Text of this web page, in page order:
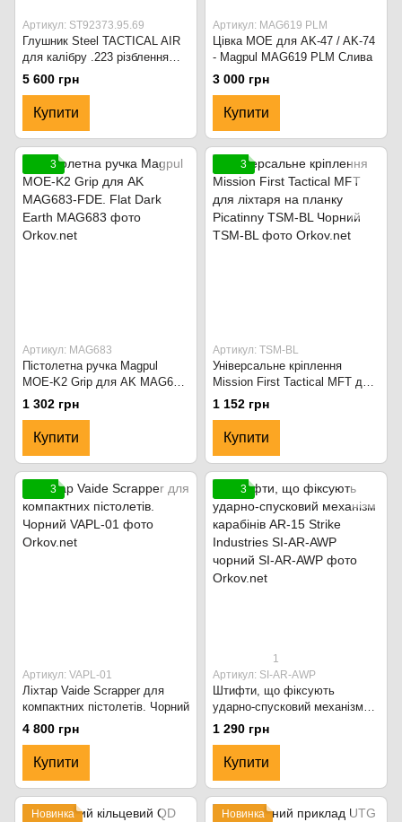
Артикул: ST92373.95.69
Глушник Steel TACTICAL AIR
для калібру .223 різблення
1/2х28 - 220мм. Чорний
5 600 грн
Купити
Артикул: MAG619 PLM
Цівка MOE для AK-47 / AK-74
- Magpul MAG619 PLM Слива
3 000 грн
Купити
3
Артикул: MAG683
Пістолетна ручка Magpul
MOE-K2 Grip для AK MAG683-
FDE. Flat Dark Earth
1 302 грн
Купити
3
Артикул: TSM-BL
Універсальне кріплення
Mission First Tactical MFT для
ліхтаря на планку Picatinny
TSM-BL Чорний
1 152 грн
Купити
3
Артикул: VAPL-01
Ліхтар Vaide Scrapper для
компактних пістолетів. Чорний
4 800 грн
Купити
3
1
Артикул: SI-AR-AWP
Штифти, що фіксують
ударно-спусковий механізм
карабінів AR-15 Strike
Industries SI-AR-AWP чорний
1 290 грн
Купити
Новинка
Новинка